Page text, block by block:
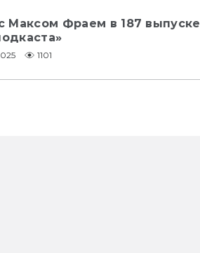
Максом Фраем в 187 выпуске
1101